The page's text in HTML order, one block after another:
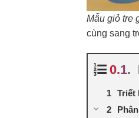
Mẫu giỏ tre
cùng sang
Triết